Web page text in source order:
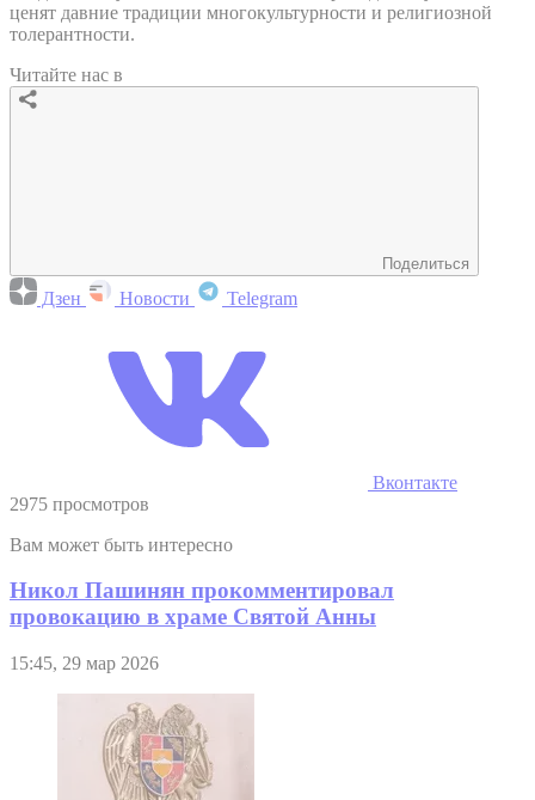
ценят давние традиции многокультурности и религиозной
толерантности.
Читайте нас в
Поделиться
Дзен Новости Telegram
Вконтакте
2975 просмотров
Вам может быть интересно
Никол Пашинян прокомментировал
провокацию в храме Святой Анны
15:45, 29 мар 2026